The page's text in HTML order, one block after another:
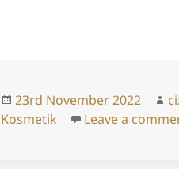
Posted
on
23rd November 2022
Kosmetik
Leave a